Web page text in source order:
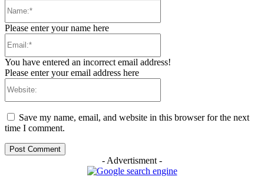
Please enter your name here
You have entered an incorrect email address!
Please enter your email address here
Save my name, email, and website in this browser for the next
time I comment.
- Advertisment -